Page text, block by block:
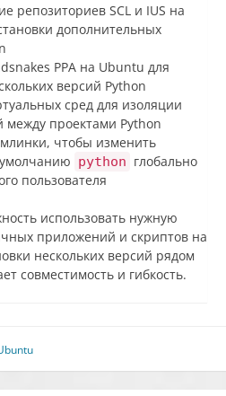
репозиториев SCL и IUS на
дополнительных
PPA на Ubuntu для
версий Python
сред для изоляции
между проектами Python
чтобы изменить
python глобально
пользователя
использовать нужную
приложений и скриптов на
нескольких версий рядом
совместимость и гибкость.